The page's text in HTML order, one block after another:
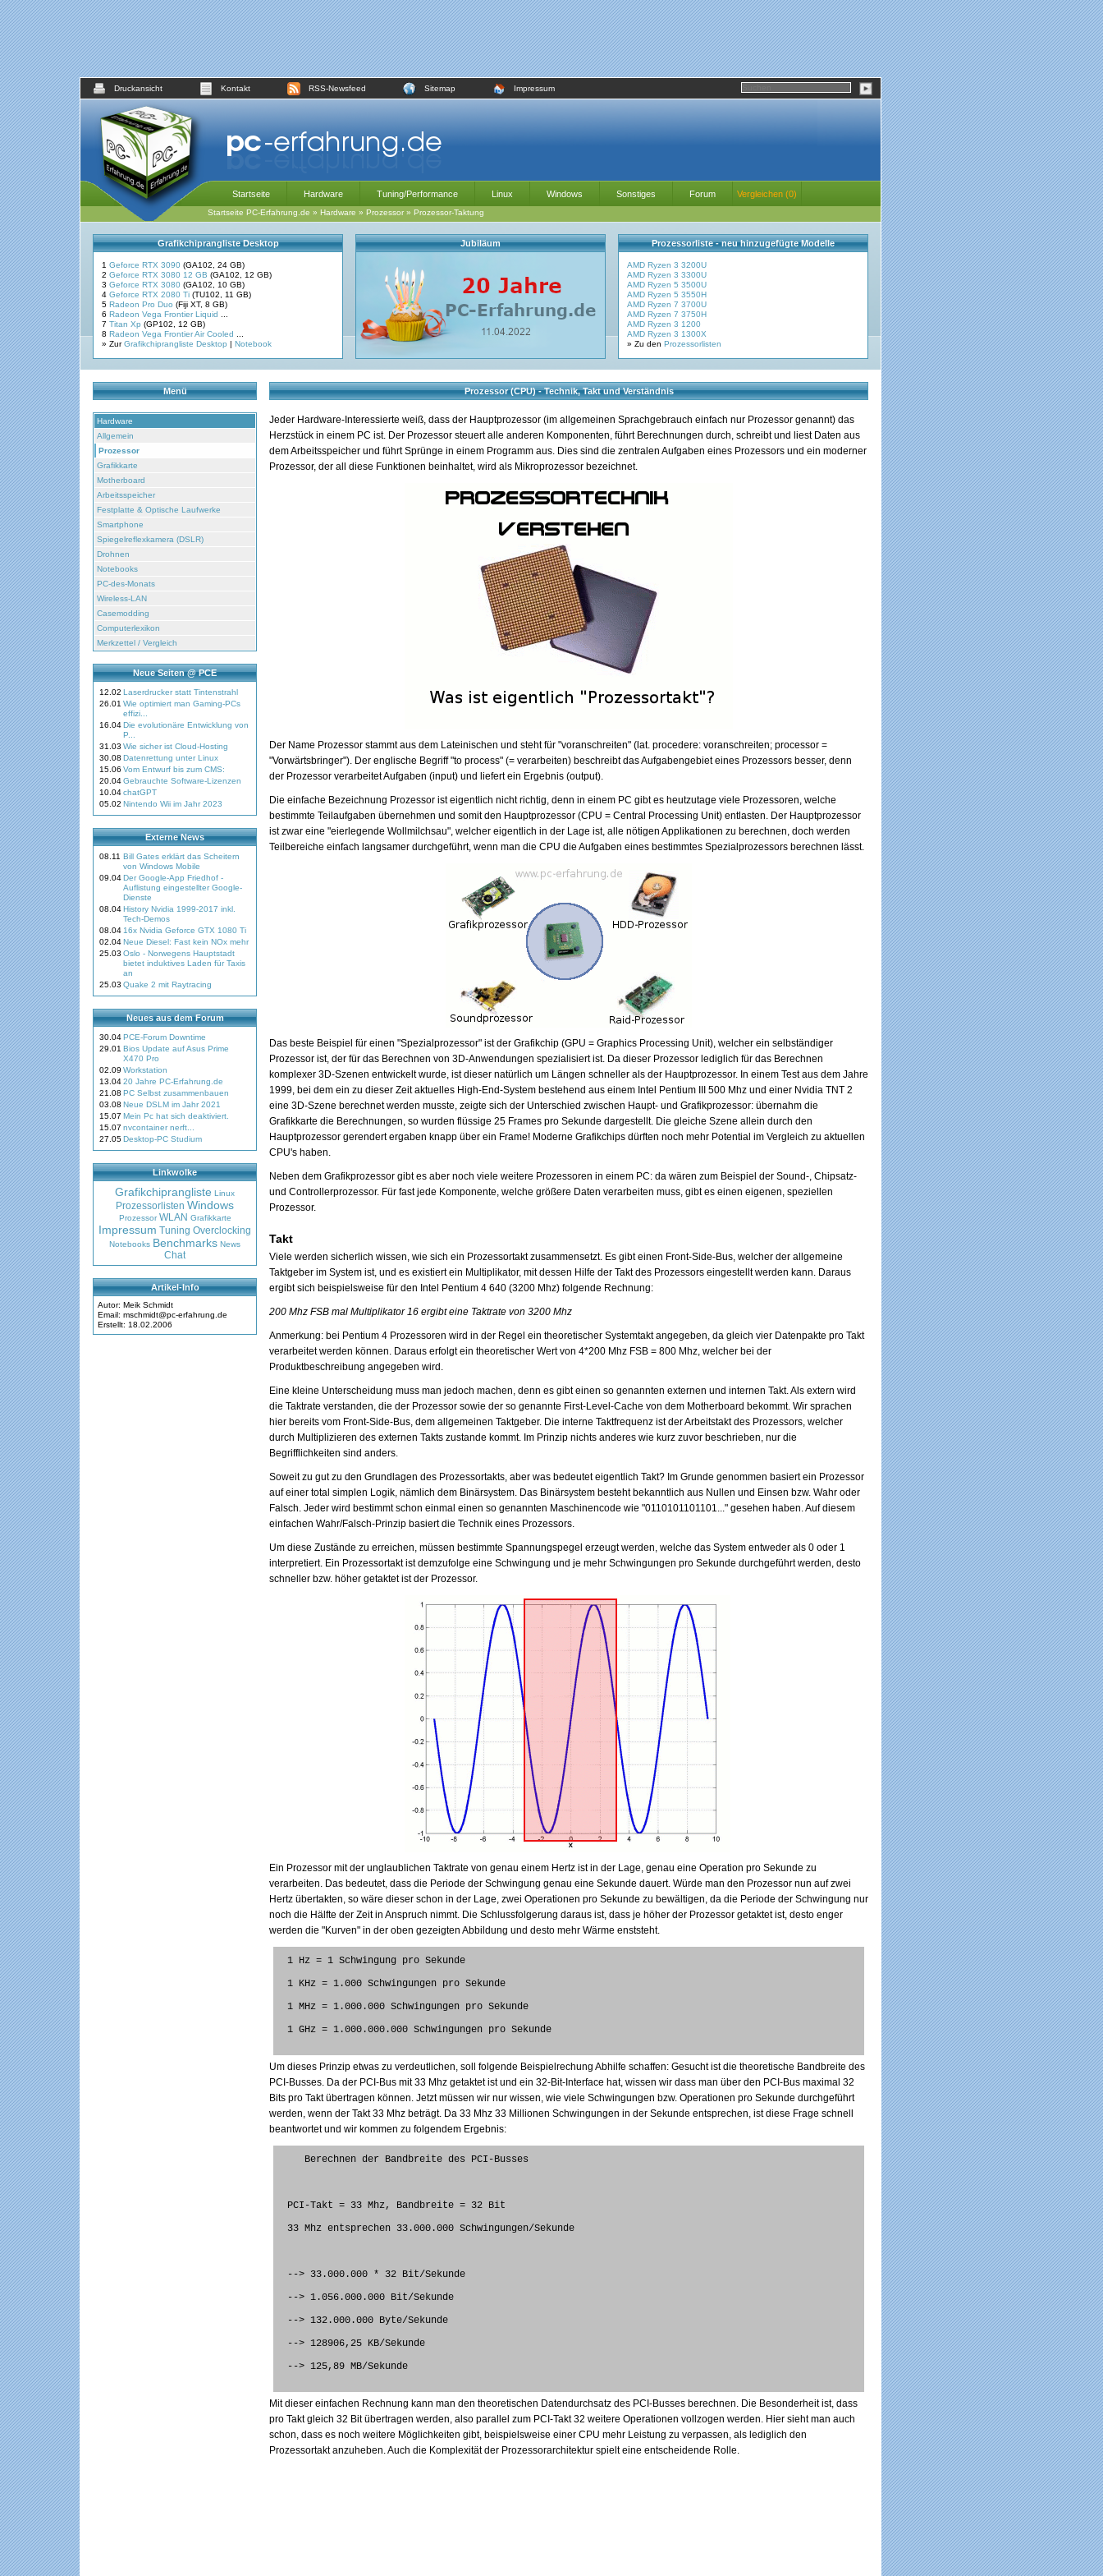
Druckansicht Kontakt RSS-Newsfeed Sitemap Impressum
Startseite Hardware Tuning/Performance Linux Windows Sonstiges Forum Vergleichen (0)
Startseite PC-Erfahrung.de » Hardware » Prozessor » Prozessor-Taktung
Grafikchiprangliste Desktop
1 Geforce RTX 3090 (GA102, 24 GB)
2 Geforce RTX 3080 12 GB (GA102, 12 GB)
3 Geforce RTX 3080 (GA102, 10 GB)
4 Geforce RTX 2080 Ti (TU102, 11 GB)
5 Radeon Pro Duo (Fiji XT, 8 GB)
6 Radeon Vega Frontier Liquid
7 Titan Xp (GP102, 12 GB)
8 Radeon Vega Frontier Air Cooled
» ZurGrafikchiprangliste Desktop | Notebook
Jubiläum Prozessorliste - neu hinzugefügte Modelle
AMD Ryzen 3 3200U
AMD Ryzen 3 3300U
AMD Ryzen 5 3500U
AMD Ryzen 5 3550H
AMD Ryzen 7 3700U
AMD Ryzen 7 3750H
AMD Ryzen 3 1200
AMD Ryzen 3 1300X
» Zu den Prozessorlisten
Menü
Hardware
Allgemein
Prozessor
Grafikkarte
Motherboard
Arbeitsspeicher
Festplatte & Optische Laufwerke
Smartphone
Spiegelreflexkamera (DSLR)
Drohnen
Notebooks
PC-des-Monats
Wireless-LAN
Casemodding
Computerlexikon
Merkzettel / Vergleich
Neue Seiten @ PCE
12.02 Laserdrucker statt Tintenstrahl
26.01 Wie optimiert man Gaming-PCs
effizi...
16.04Die evolutionäre Entwicklung von
P...
31.03 Wie sicher ist Cloud-Hosting
30.08 Datenrettung unter Linux
15.06 Vom Entwurf bis zum CMS:
20.04Gebrauchte Software-Lizenzen
10.04chatGPT
05.02 Nintendo Wii im Jahr 2023
Externe News
08.11 Bill Gates erklärt das Scheitern
von Windows Mobile
09.04Der Google-App Friedhof -
Auflistung eingestellter Google-
Dienste
08.04History Nvidia 1999-2017 inkl.
Tech-Demos
08.04 16x Nvidia Geforce GTX 1080 Ti
02.04Neue Diesel: Fast kein NOx mehr
25.03 Oslo - Norwegens Hauptstadt
bietet induktives Laden für Taxis
an
25.03 Quake 2 mit Raytracing
Neues aus dem Forum
30.04PCE-Forum Downtime
29.01 Bios Update auf Asus Prime
X470 Pro
02.09 Workstation
13.0420 Jahre PC-Erfahrung.de
21.08 PC Selbst zusammenbauen
03.08 Neue DSLM im Jahr 2021
15.07 Mein Pc hat sich deaktiviert.
15.07 nvcontainer nerft...
27.05Desktop-PC Studium
Linkwolke
Grafikchiprangliste Linux
Prozessorlisten Windows
Prozessor WLAN Grafikkarte
Impressum Tuning Overclocking
Notebooks Benchmarks News
Chat
Artikel-Info
Autor: Meik Schmidt
Email: mschmidt@pc-erfahrung.de
Erstellt: 18.02.2006
Prozessor (CPU) - Technik, Takt und Verständnis
Jeder Hardware-Interessierte weiß, dass der Hauptprozessor (im allgemeinen Sprachgebrauch einfach nur Prozessor genannt) das
Herzstück in einem PC ist. Der Prozessor steuert alle anderen Komponenten, führt Berechnungen durch, schreibt und liest Daten aus
dem Arbeitsspeicher und führt Sprünge in einem Programm aus. Dies sind die zentralen Aufgaben eines Prozessors und ein moderner
Prozessor, der all diese Funktionen beinhaltet, wird als Mikroprozessor bezeichnet.
Der Name Prozessor stammt aus dem Lateinischen und steht für "voranschreiten" (lat. procedere: voranschreiten; processor =
"Vorwärtsbringer"). Der englische Begriff "to process" (= verarbeiten) beschreibt das Aufgabengebiet eines Prozessors besser, denn
der Prozessor verarbeitet Aufgaben (input) und liefert ein Ergebnis (output).
Die einfache Bezeichnung Prozessor ist eigentlich nicht richtig, denn in einem PC gibt es heutzutage viele Prozessoren, welche
bestimmte Teilaufgaben übernehmen und somit den Hauptprozessor (CPU = Central Processing Unit) entlasten. Der Hauptprozessor
ist zwar eine "eierlegende Wollmilchsau", welcher eigentlich in der Lage ist, alle nötigen Applikationen zu berechnen, doch werden
Teilbereiche einfach langsamer durchgeführt, wenn man die CPU die Aufgaben eines bestimmtes Spezialprozessors berechnen lässt.
Das beste Beispiel für einen "Spezialprozessor" ist der Grafikchip (GPU = Graphics Processing Unit), welcher ein selbständiger
Prozessor ist, der für das Berechnen von 3D-Anwendungen spezialisiert ist. Da dieser Prozessor lediglich für das Berechnen
komplexer 3D-Szenen entwickelt wurde, ist dieser natürlich um Längen schneller als der Hauptprozessor. In einem Test aus dem Jahre
1999, bei dem ein zu dieser Zeit aktuelles High-End-System bestehend aus einem Intel Pentium III 500 Mhz und einer Nvidia TNT 2
eine 3D-Szene berechnet werden musste, zeigte sich der Unterschied zwischen Haupt- und Grafikprozessor: übernahm die
Grafikkarte die Berechnungen, so wurden flüssige 25 Frames pro Sekunde dargestellt. Die gleiche Szene allein durch den
Hauptprozessor gerendert ergaben knapp über ein Frame! Moderne Grafikchips dürften noch mehr Potential im Vergleich zu aktuellen
CPU's haben.
Neben dem Grafikprozessor gibt es aber noch viele weitere Prozessoren in einem PC: da wären zum Beispiel der Sound-, Chipsatz-
und Controllerprozessor. Für fast jede Komponente, welche größere Daten verarbeiten muss, gibt es einen eigenen, speziellen
Prozessor.
Takt
Viele werden sicherlich wissen, wie sich ein Prozessortakt zusammensetzt. Es gibt einen Front-Side-Bus, welcher der allgemeine
Taktgeber im System ist, und es existiert ein Multiplikator, mit dessen Hilfe der Takt des Prozessors eingestellt werden kann. Daraus
ergibt sich beispielsweise für den Intel Pentium 4 640 (3200 Mhz) folgende Rechnung:
200 Mhz FSB mal Multiplikator 16 ergibt eine Taktrate von 3200 Mhz
Anmerkung: bei Pentium 4 Prozessoren wird in der Regel ein theoretischer Systemtakt angegeben, da gleich vier Datenpakte pro Takt
verarbeitet werden können. Daraus erfolgt ein theoretischer Wert von 4*200 Mhz FSB = 800 Mhz, welcher bei der
Produktbeschreibung angegeben wird.
Eine kleine Unterscheidung muss man jedoch machen, denn es gibt einen so genannten externen und internen Takt. Als extern wird
die Taktrate verstanden, die der Prozessor sowie der so genannte First-Level-Cache von dem Motherboard bekommt. Wir sprachen
hier bereits vom Front-Side-Bus, dem allgemeinen Taktgeber. Die interne Taktfrequenz ist der Arbeitstakt des Prozessors, welcher
durch Multiplizieren des externen Takts zustande kommt. Im Prinzip nichts anderes wie kurz zuvor beschrieben, nur die
Begrifflichkeiten sind anders.
Soweit zu gut zu den Grundlagen des Prozessortakts, aber was bedeutet eigentlich Takt? Im Grunde genommen basiert ein Prozessor
auf einer total simplen Logik, nämlich dem Binärsystem. Das Binärsystem besteht bekanntlich aus Nullen und Einsen bzw. Wahr oder
Falsch. Jeder wird bestimmt schon einmal einen so genannten Maschinencode wie "0110101101101..." gesehen haben. Auf diesem
einfachen Wahr/Falsch-Prinzip basiert die Technik eines Prozessors.
Um diese Zustände zu erreichen, müssen bestimmte Spannungspegel erzeugt werden, welche das System entweder als 0 oder 1
interpretiert. Ein Prozessortakt ist demzufolge eine Schwingung und je mehr Schwingungen pro Sekunde durchgeführt werden, desto
schneller bzw. höher getaktet ist der Prozessor.
Ein Prozessor mit der unglaublichen Taktrate von genau einem Hertz ist in der Lage, genau eine Operation pro Sekunde zu
verarbeiten. Das bedeutet, dass die Periode der Schwingung genau eine Sekunde dauert. Würde man den Prozessor nun auf zwei
Hertz übertakten, so wäre dieser schon in der Lage, zwei Operationen pro Sekunde zu bewältigen, da die Periode der Schwingung nur
noch die Hälfte der Zeit in Anspruch nimmt. Die Schlussfolgerung daraus ist, dass je höher der Prozessor getaktet ist, desto enger
werden die "Kurven" in der oben gezeigten Abbildung und desto mehr Wärme enststeht.
1 Hz = 1 Schwingung pro Sekunde
1 KHz = 1.000 Schwingungen pro Sekunde
1 MHz = 1.000.000 Schwingungen pro Sekunde
1 GHz = 1.000.000.000 Schwingungen pro Sekunde
Um dieses Prinzip etwas zu verdeutlichen, soll folgende Beispielrechung Abhilfe schaffen: Gesucht ist die theoretische Bandbreite des
PCI-Busses. Da der PCI-Bus mit 33 Mhz getaktet ist und ein 32-Bit-Interface hat, wissen wir dass man über den PCI-Bus maximal 32
Bits pro Takt übertragen können. Jetzt müssen wir nur wissen, wie viele Schwingungen bzw. Operationen pro Sekunde durchgeführt
werden, wenn der Takt 33 Mhz beträgt. Da 33 Mhz 33 Millionen Schwingungen in der Sekunde entsprechen, ist diese Frage schnell
beantwortet und wir kommen zu folgendem Ergebnis:
    Berechnen der Bandbreite des PCI-Busses
PCI-Takt = 33 Mhz, Bandbreite = 32 Bit
33 Mhz entsprechen 33.000.000 Schwingungen/Sekunde
--> 33.000.000 * 32 Bit/Sekunde
--> 1.056.000.000 Bit/Sekunde
--> 132.000.000 Byte/Sekunde
--> 128906,25 KB/Sekunde
--> 125,89 MB/Sekunde
Mit dieser einfachen Rechnung kann man den theoretischen Datendurchsatz des PCI-Busses berechnen. Die Besonderheit ist, dass
pro Takt gleich 32 Bit übertragen werden, also parallel zum PCI-Takt 32 weitere Operationen vollzogen werden. Hier sieht man auch
schon, dass es noch weitere Möglichkeiten gibt, beispielsweise einer CPU mehr Leistung zu verpassen, als lediglich den
Prozessortakt anzuheben. Auch die Komplexität der Prozessorarchitektur spielt eine entscheidende Rolle.